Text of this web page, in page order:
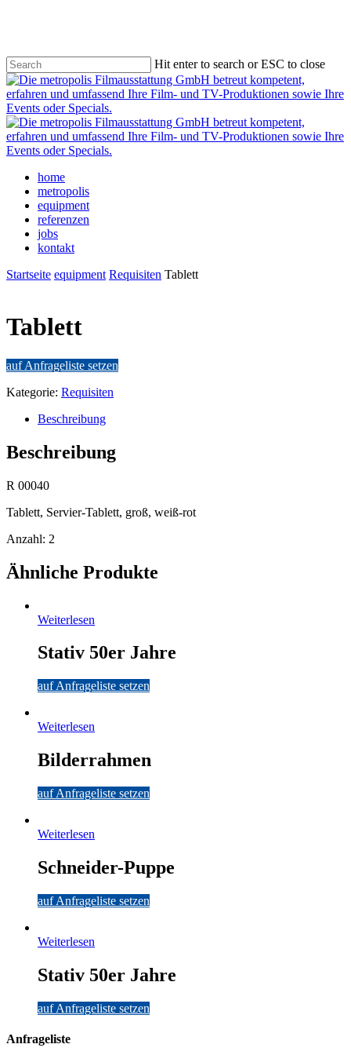
content
Hit enter to search or ESC to close
Close
Search
Menu
home
metropolis
equipment
referenzen
jobs
kontakt
Startseite equipment Requisiten Tablett
Tablett
auf Anfrageliste setzen
Kategorie: Requisiten
Beschreibung
Beschreibung
R 00040
Tablett, Servier-Tablett, groß, weiß-rot
Anzahl: 2
Ähnliche Produkte
Weiterlesen
Stativ 50er Jahre
auf Anfrageliste setzen
Weiterlesen
Bilderrahmen
auf Anfrageliste setzen
Weiterlesen
Schneider-Puppe
auf Anfrageliste setzen
Weiterlesen
Stativ 50er Jahre
auf Anfrageliste setzen
Anfrageliste